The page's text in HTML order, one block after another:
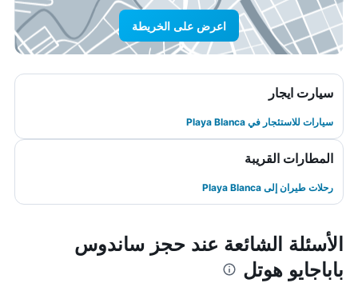
اعرض على الخريطة
سيارت ايجار
سيارات للاستئجار في Playa Blanca
المطارات القريبة
رحلات طيران إلى Playa Blanca
الأسئلة الشائعة عند حجز ساندوس
باباجايو هوتل